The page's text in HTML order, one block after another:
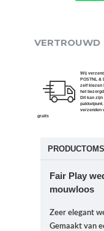
VERTROUWD
Wij
POSTNL &
zelf kiezen
het
Dit kan zijn
pakketpunt.
verzenden
gratis
Fair Play
mouwloos
Zeer elegant
Gemaakt van